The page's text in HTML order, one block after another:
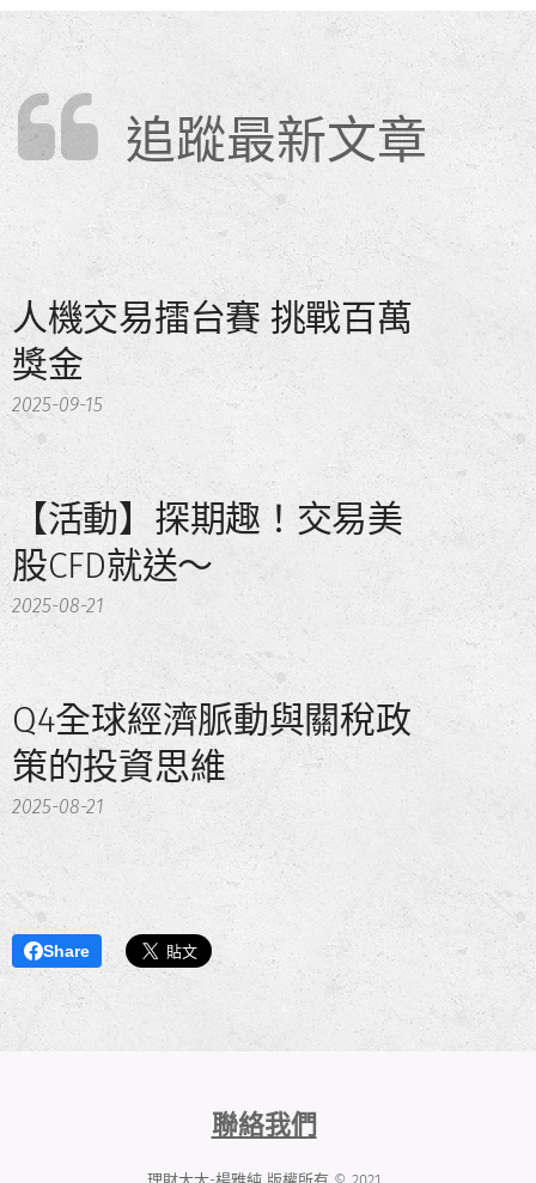
追蹤最新文章
人機交易擂台賽 挑戰百萬
獎金
2025-09-15
【活動】探期趣！交易美
股CFD就送～
2025-08-21
Q4全球經濟脈動與關稅政
策的投資思維
2025-08-21
Share
聯絡我們